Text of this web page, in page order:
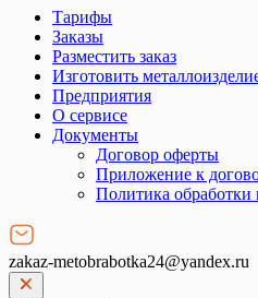
Тарифы
Заказы
Разместить заказ
Изготовить
Предприятия
О сервисе
Документы
Договор оферты
Приложение к
Политика
zakaz-metobrabotka24@yandex.ru